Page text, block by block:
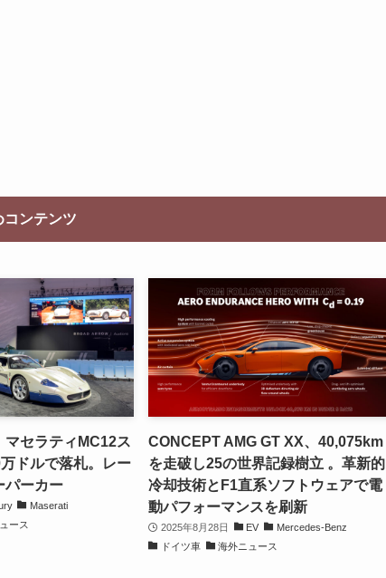
コンテンツ
マセラティMC12ス
ドルで落札。レー
パーカー
Maserati
ース
CONCEPT AMG GT XX、40,075km
を走破し25の世界記録樹立 。革新的
冷却技術とF1直系ソフトウェアで電
動パフォーマンスを刷新
2025年8月28日 EV
Mercedes-Benz
ドイツ車
海外ニュース